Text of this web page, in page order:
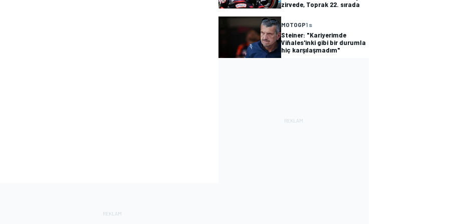
zirvede, Toprak 22. sırada
MOTOGP1 s
Steiner: "Kariyerimde
Viñales'inki gibi bir durumla
hiç karşılaşmadım"